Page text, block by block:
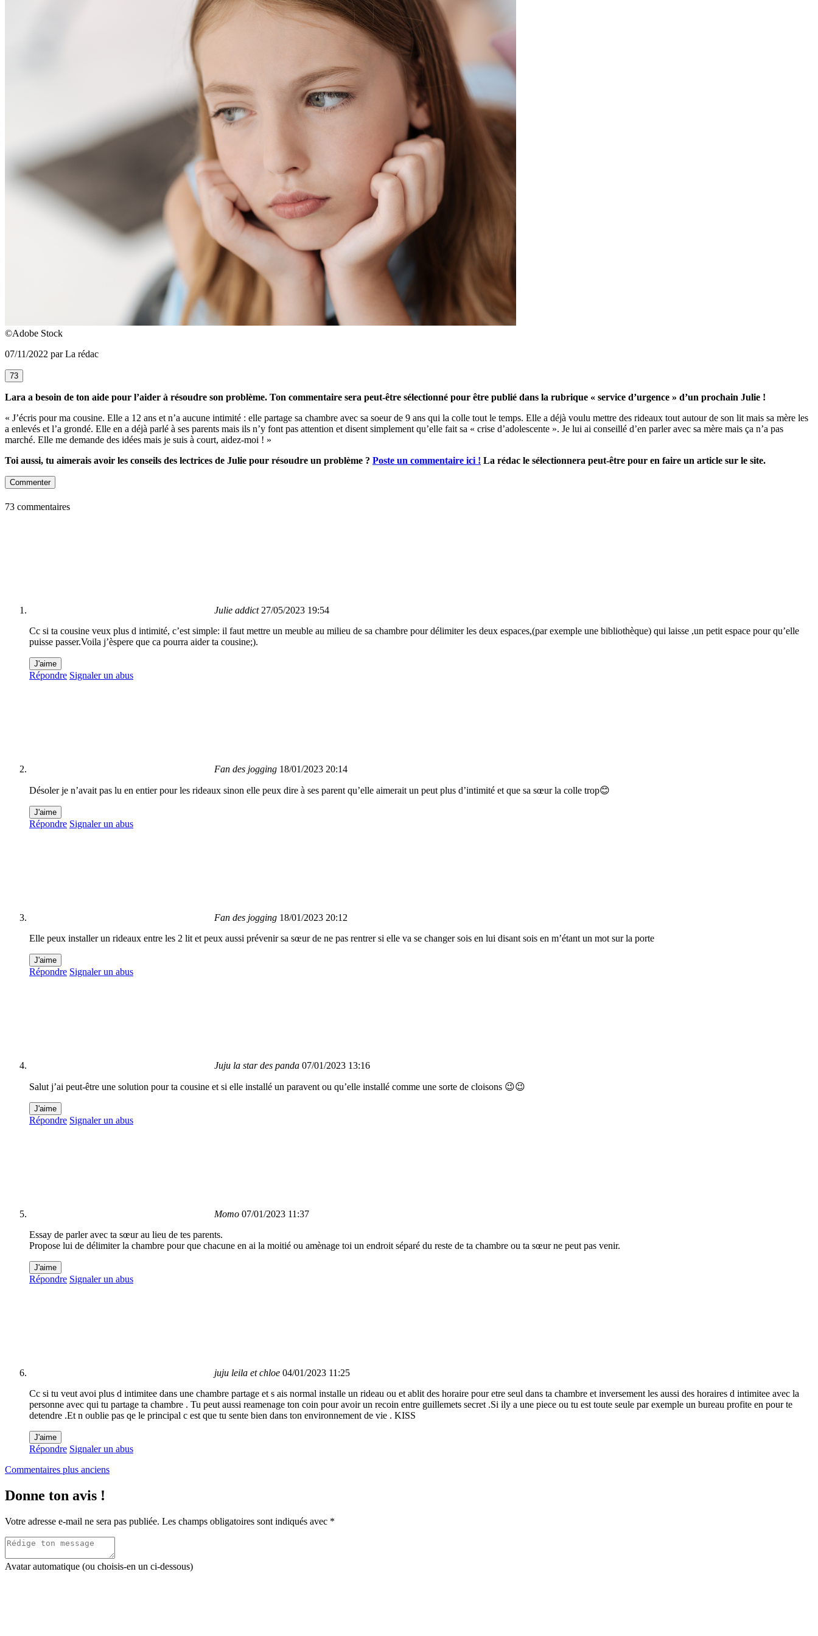
©Adobe Stock
07/11/2022 par La rédac
73
Lara a besoin de ton aide pour l’aider à résoudre son problème. Ton commentaire sera peut-être sélectionné pour être publié dans la rubrique « service d’urgence » d’un prochain Julie !
« J’écris pour ma cousine. Elle a 12 ans et n’a aucune intimité : elle partage sa chambre avec sa soeur de 9 ans qui la colle tout le temps. Elle a déjà voulu mettre des rideaux tout autour de son lit mais sa mère les
a enlevés et l’a grondé. Elle en a déjà parlé à ses parents mais ils n’y font pas attention et disent simplement qu’elle fait sa « crise d’adolescente ». Je lui ai conseillé d’en parler avec sa mère mais ça n’a pas
marché. Elle me demande des idées mais je suis à court, aidez-moi ! »
Toi aussi, tu aimerais avoir les conseils des lectrices de Julie pour résoudre un problème ? Poste un commentaire ici ! La rédac le sélectionnera peut-être pour en faire un article sur le site.
Commenter
73 commentaires
Julie addict 27/05/2023 19:54
Cc si ta cousine veux plus d intimité, c’est simple: il faut mettre un meuble au milieu de sa chambre pour délimiter les deux espaces,(par exemple une bibliothèque) qui laisse ,un petit espace pour qu’elle
puisse passer.Voila j’èspere que ca pourra aider ta cousine;).
J'aime
Répondre Signaler un abus
Fan des jogging 18/01/2023 20:14
Désoler je n’avait pas lu en entier pour les rideaux sinon elle peux dire à ses parent qu’elle aimerait un peut plus d’intimité et que sa sœur la colle trop😊
J'aime
Répondre Signaler un abus
Fan des jogging 18/01/2023 20:12
Elle peux installer un rideaux entre les 2 lit et peux aussi prévenir sa sœur de ne pas rentrer si elle va se changer sois en lui disant sois en m’étant un mot sur la porte
J'aime
Répondre Signaler un abus
Juju la star des panda 07/01/2023 13:16
Salut j’ai peut-être une solution pour ta cousine et si elle installé un paravent ou qu’elle installé comme une sorte de cloisons 😉😉
J'aime
Répondre Signaler un abus
Momo 07/01/2023 11:37
Essay de parler avec ta sœur au lieu de tes parents.
Propose lui de délimiter la chambre pour que chacune en ai la moitié ou amènage toi un endroit séparé du reste de ta chambre ou ta sœur ne peut pas venir.
J'aime
Répondre Signaler un abus
juju leila et chloe 04/01/2023 11:25
Cc si tu veut avoi plus d intimitee dans une chambre partage et s ais normal installe un rideau ou et ablit des horaire pour etre seul dans ta chambre et inversement les aussi des horaires d intimitee avec la
personne avec qui tu partage ta chambre . Tu peut aussi reamenage ton coin pour avoir un recoin entre guillemets secret .Si ily a une piece ou tu est toute seule par exemple un bureau profite en pour te
detendre .Et n oublie pas qe le principal c est que tu sente bien dans ton environnement de vie . KISS
J'aime
Répondre Signaler un abus
Navigation
dans
les
commentaires
Commentaires plus anciens
Donne ton avis !
Votre adresse e-mail ne sera pas publiée. Les champs obligatoires sont indiqués avec *
Avatar automatique (ou choisis-en un ci-dessous)